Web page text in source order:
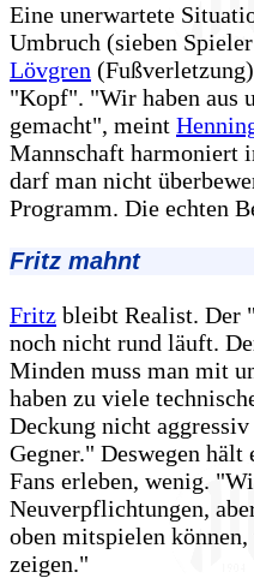
Eine unerwartete
Umbruch (sieben
Lövgren
"Kopf". "Wir haben aus
gemacht", meint
Mannschaft harmoniert
darf man nicht
Programm. Die echten
Fritz mahnt
Fritz bleibt Realist. Der
noch nicht rund läuft.
Minden muss man mit
haben zu viele
Deckung nicht
Gegner." Deswegen
Fans erleben, wenig.
Neuverpflichtungen,
oben mitspielen
zeigen."